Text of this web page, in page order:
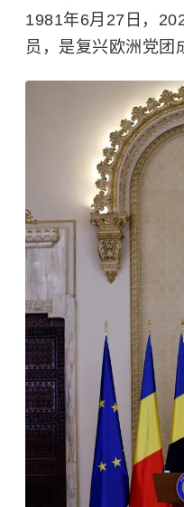
1981年6月27日，
员，是复兴欧洲党团